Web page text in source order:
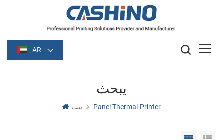
AR
يبحث
بيت Panel-Thermal-Printer